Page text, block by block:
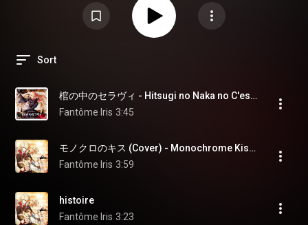
Sort
棺の中のセラヴィ - Hitsugi no Naka no C'est la vie
Fantôme Iris 3:45
モノクロのキス (Cover) - Monochrome Kiss (Cover)
Fantôme Iris 3:59
histoire
Fantôme Iris 3:23